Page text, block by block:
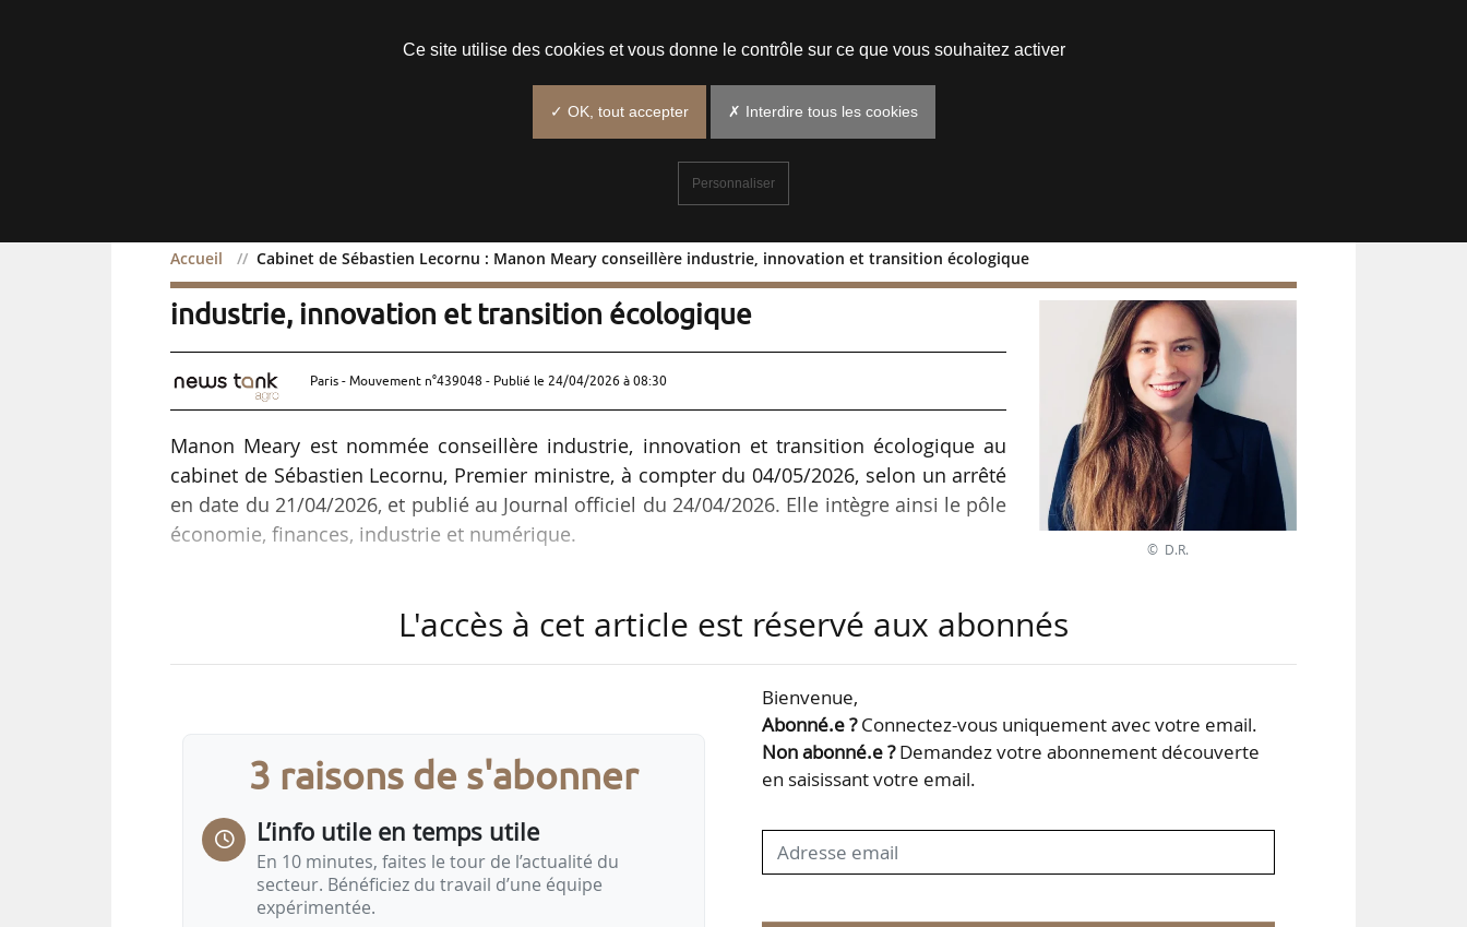
Accueil Cabinet de Sébastien Lecornu : Manon Meary conseillère industrie, innovation et transition écologique
Cabinet de Sébastien Lecornu : Manon Meary conseillère
industrie, innovation et transition écologique
Paris - Mouvement n°439048 - Publié le 24/04/2026 à 08:30
Manon Meary est nommée conseillère industrie, innovation et transition écologique au
cabinet de Sébastien Lecornu, Premier ministre, à compter du 04/05/2026, selon un arrêté
en date du 21/04/2026, et publié au Journal officiel du 24/04/2026. Elle intègre ainsi le pôle
économie, finances, industrie et numérique.
depuis septembre 2025. Précédemment en poste à la Drieets d’Île-de-France, elle a été
© D.R.
L'accès à cet article est réservé aux abonnés
3 raisons de s'abonner
L’info utile en temps utile
En 10 minutes, faites le tour de l’actualité du
secteur. Bénéficiez du travail d’une équipe
expérimentée.
Bienvenue,
Abonné.e ?Connectez-vous uniquement avec votre email.
Non abonné.e ?Demandez votre abonnement découverte
en saisissant votre email.
Ce site utilise des cookies et vous donne le contrôle sur ce que vous souhaitez activer
✓ OK, tout accepter ✗ Interdire tous les cookies
Personnaliser